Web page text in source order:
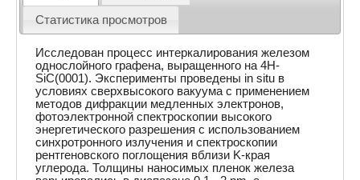
Статистика просмотров
Исследован процесс интеркалирования железом
однослойного графена, выращенного на 4H-
SiC(0001). Эксперименты проведены in situ в
условиях сверхвысокого вакуума c применением
методов дифракции медленных электронов,
фотоэлектронной спектроскопии высокого
энергетического разрешения с использованием
синхротронного излучения и спектроскопии
рентгеновского поглощения вблизи K-края
углерода. Толщины наносимых пленок железа